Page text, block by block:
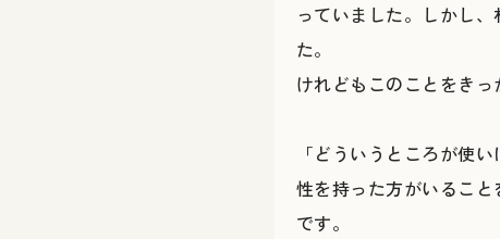
っていました。しかし
た。
けれどもこのことをき
「どういうところが使
性を持った方がいるこ
です。